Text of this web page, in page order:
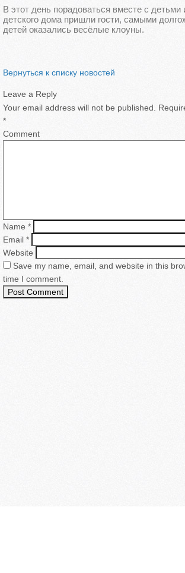
В этот день порадоваться вместе с детьми
детского дома пришли гости, самыми
детей оказались весёлые клоуны.
Вернуться к списку новостей
Leave a Reply
Your email address will not be published.
*
Comment
Name *
Email *
Website
Save my name, email, and website in this
time I comment.